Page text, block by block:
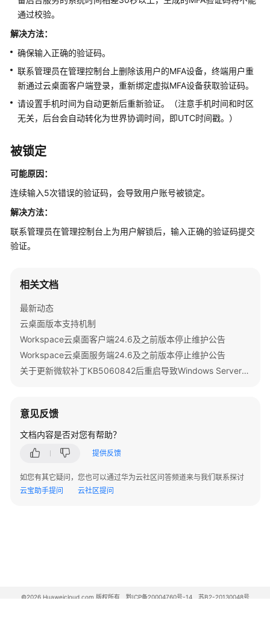
指
南
（终
端
用
户）
用
户
南
理
员）
最
佳
实
API
考
常
见
题
理
员
见
通过校验。
解决方法：
确保输入正确的验证码。
联系管理员在管理控制台上删除该用户的MFA设备，终端用户重
新通过云桌面客户端登录，重新绑定虚拟MFA设备获取验证码。
请设置手机时间为自动更新后重新验证。（注意手机时间和时区
无关，后台会自动转化为世界协调时间，即UTC时间戳。）
被锁定
可能原因：
连续输入5次错误的验证码，会导致用户账号被锁定。
解决方法：
联系管理员在管理控制台上为用户解锁后，输入正确的验证码提交
验证。
相关文档
最新动态
云桌面版本支持机制
Workspace云桌面客户端24.6及之前版本停止维护公告
Workspace云桌面服务端24.6及之前版本停止维护公告
关于更新微软补丁KB5060842后重启导致Windows Server 2022发放的桌面无法启动的公告
意见反馈
文档内容是否对您有帮助？
提供反馈
如您有其它疑问，您也可以通过华为云社区问答频道来与我们联系探讨
云宝助手提问
云社区提问
©2026 Huaweicloud.com 版权所有 黔ICP备20004760号-14
苏B2-20130048号